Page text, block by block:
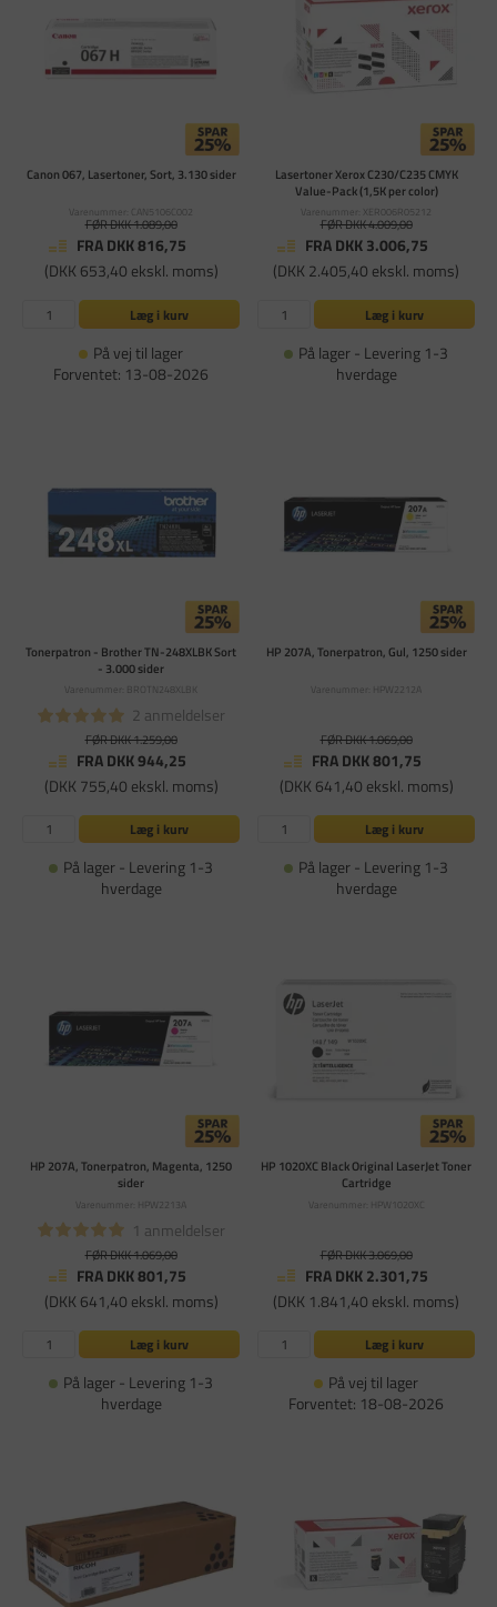
Canon 067, Lasertoner, Sort, 3.130 sider
Varenummer: CAN5106C002
FØR DKK 1.089,00
FRA DKK 816,75
(DKK 653,40 ekskl. moms)
Læg i kurv
På vej til lager
Forventet: 13-08-2026
Lasertoner Xerox C230/C235 CMYK
Value-Pack (1,5K per color)
Varenummer: XER006R05212
FØR DKK 4.009,00
FRA DKK 3.006,75
(DKK 2.405,40 ekskl. moms)
Læg i kurv
På lager - Levering 1-3
hverdage
Tonerpatron - Brother TN-248XLBK Sort
- 3.000 sider
Varenummer: BROTN248XLBK
2 anmeldelser
FØR DKK 1.259,00
FRA DKK 944,25
(DKK 755,40 ekskl. moms)
Læg i kurv
På lager - Levering 1-3
hverdage
HP 207A, Tonerpatron, Gul, 1250 sider
Varenummer: HPW2212A
FØR DKK 1.069,00
FRA DKK 801,75
(DKK 641,40 ekskl. moms)
Læg i kurv
På lager - Levering 1-3
hverdage
HP 207A, Tonerpatron, Magenta, 1250
sider
Varenummer: HPW2213A
1 anmeldelser
FØR DKK 1.069,00
FRA DKK 801,75
(DKK 641,40 ekskl. moms)
Læg i kurv
På lager - Levering 1-3
hverdage
HP 1020XC Black Original LaserJet Toner
Cartridge
Varenummer: HPW1020XC
FØR DKK 3.069,00
FRA DKK 2.301,75
(DKK 1.841,40 ekskl. moms)
Læg i kurv
På vej til lager
Forventet: 18-08-2026